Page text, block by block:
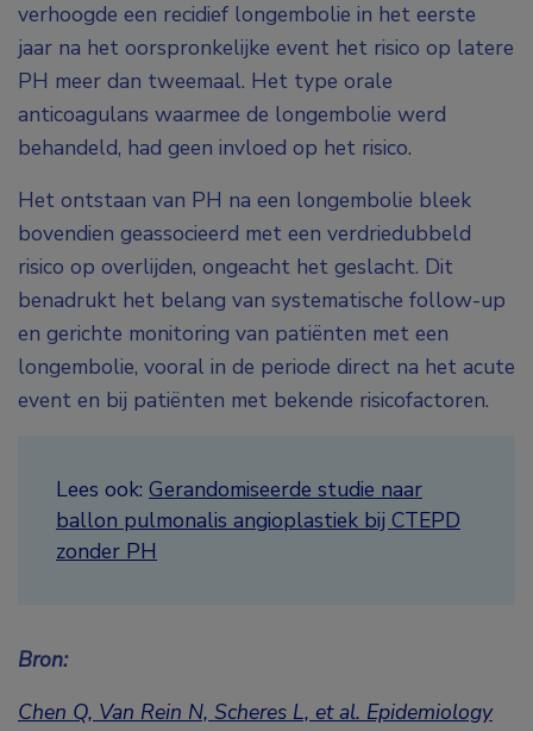
verhoogde een recidief longembolie in het eerste
jaar na het oorspronkelijke event het risico op latere
PH meer dan tweemaal. Het type orale
anticoagulans waarmee de longembolie werd
behandeld, had geen invloed op het risico.
Het ontstaan van PH na een longembolie bleek
bovendien geassocieerd met een verdriedubbeld
risico op overlijden, ongeacht het geslacht. Dit
benadrukt het belang van systematische follow-up
en gerichte monitoring van patiënten met een
longembolie, vooral in de periode direct na het acute
event en bij patiënten met bekende risicofactoren.
Lees ook: Gerandomiseerde studie naar
ballon pulmonalis angioplastiek bij CTEPD
zonder PH
Bron:
Chen Q, Van Rein N, Scheres L, et al. Epidemiology